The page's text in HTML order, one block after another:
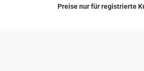
Preise nur für registrierte